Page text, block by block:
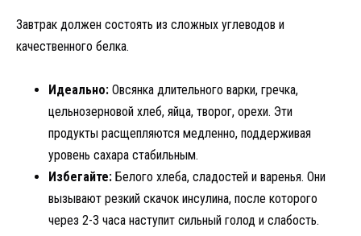
Завтрак должен состоять из сложных углеводов и
качественного белка.
Идеально: Овсянка длительного варки, гречка,
цельнозерновой хлеб, яйца, творог, орехи. Эти
продукты расщепляются медленно, поддерживая
уровень сахара стабильным.
Избегайте: Белого хлеба, сладостей и варенья. Они
вызывают резкий скачок инсулина, после которого
через 2-3 часа наступит сильный голод и слабость.